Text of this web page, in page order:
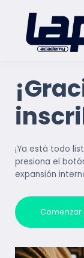
¡Ya está todo
presiona el
expansión
Comenzar